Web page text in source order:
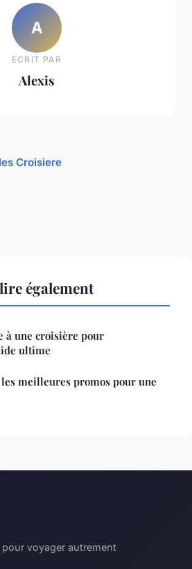
A
ECRIT PAR
Alexis
Croisiere
également
à une croisière pour
ultime
meilleures promos pour une
voyager autrement